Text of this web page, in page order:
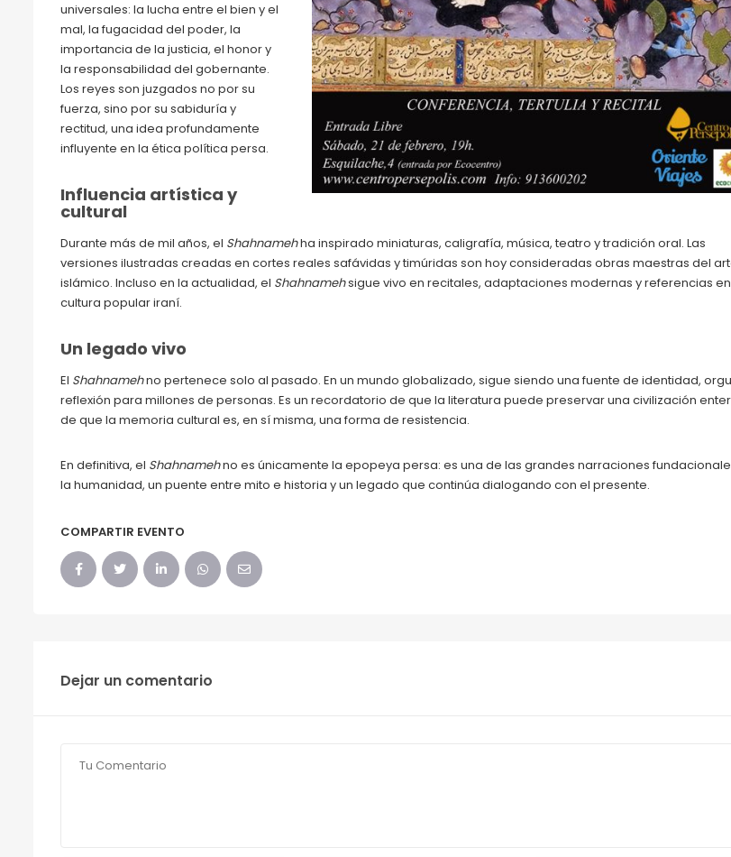
universales: la lucha entre el bien y el
mal, la fugacidad del poder, la
importancia de la justicia, el honor y
la responsabilidad del gobernante.
Los reyes son juzgados no por su
fuerza, sino por su sabiduría y
rectitud, una idea profundamente
influyente en la ética política persa.
Influencia artística y
cultural
Durante más de mil años, el Shahnamehha inspirado miniaturas, caligrafía, música, teatro y tradición oral. Las
versiones ilustradas creadas en cortes reales safávidas y timúridas son hoy consideradas obras maestras del
islámico. Incluso en la actualidad, el Shahnamehsigue vivo en recitales, adaptaciones modernas y referencias
cultura popular iraní.
Un legado vivo
El Shahnamehno pertenece solo al pasado. En un mundo globalizado, sigue siendo una fuente de identidad,
reflexión para millones de personas. Es un recordatorio de que la literatura puede preservar una civilización
de que la memoria cultural es, en sí misma, una forma de resistencia.
En definitiva, el Shahnamehno es únicamente la epopeya persa: es una de las grandes narraciones
la humanidad, un puente entre mito e historia y un legado que continúa dialogando con el presente.
COMPARTIR EVENTO
Dejar un comentario